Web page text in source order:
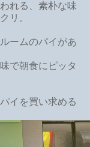
れる、素朴な味
リ。
ームのパイがあ
で朝食にピッタ
イを買い求める